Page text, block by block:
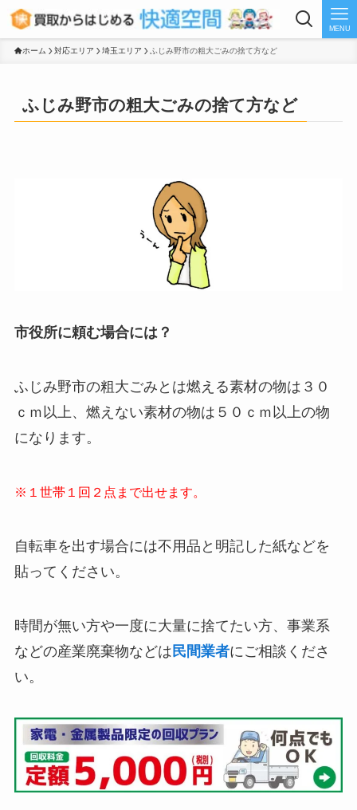
MENU
ホーム 対応エリア 埼玉エリア ふじみ野市の粗大ごみの捨て方など
ふじみ野市の粗大ごみの捨て方など
市役所に頼む場合には？
ふじみ野市の粗大ごみとは燃える素材の物は３０
ｃｍ以上、燃えない素材の物は５０ｃｍ以上の物
になります。
※１世帯１回２点まで出せます。
自転車を出す場合には不用品と明記した紙などを
貼ってください。
時間が無い方や一度に大量に捨てたい方、事業系
などの産業廃棄物などは 民間業者にご相談くださ
い。